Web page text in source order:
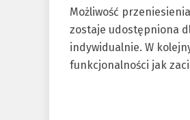
Możliwość
zostaje udostępniona
indywidualnie. W
funkcjonalności jak